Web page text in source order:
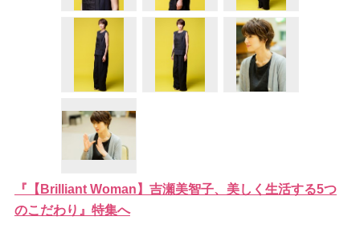
『【Brilliant Woman】吉瀬美智子、美しく生活する5つ
のこだわり』特集へ